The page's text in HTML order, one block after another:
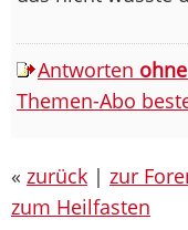
Antworten ohne
Themen-Abo
« zurück | zur
zum Heilfasten